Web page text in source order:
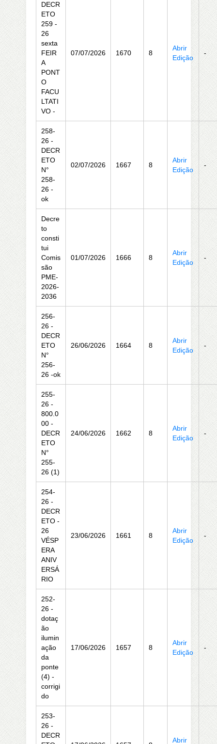
DECR
ETO
259 -
26
sexta
FEIR
A
PONT
O
FACU
LTATI
VO -
07/07/2026 1670 8
Abrir
Edição
-
258-
26 -
DECR
ETO
N°
258-
26 -
ok
02/07/2026 1667 8
Abrir
Edição
-
Decre
to
consti
tui
Comis
são
PME-
2026-
2036
01/07/2026 1666 8
Abrir
Edição
-
256-
26 -
DECR
ETO
N°
256-
26 -ok
26/06/2026 1664 8
Abrir
Edição
-
255-
26 -
800.0
00 -
DECR
ETO
N°
255-
26 (1)
24/06/2026 1662 8
Abrir
Edição
-
254-
26 -
DECR
ETO -
26
VÉSP
ERA
ANIV
ERSÁ
RIO
23/06/2026 1661 8
Abrir
Edição
-
252-
26 -
dotaç
ão
ilumin
ação
da
ponte
(4) -
corrigi
do
17/06/2026 1657 8
Abrir
Edição
-
253-
26 -
DECR
Abrir